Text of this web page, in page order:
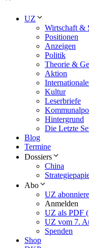
UZ
Wirtschaft &
Positionen
Anzeigen
Politik
Theorie &
Aktion
Kultur
Leserbriefe
Hintergrund
Die Letzte
Blog
Termine
Dossiers
China
Abo
UZ
Anmelden
UZ als PDF
UZ vom 7.
Spenden
Shop